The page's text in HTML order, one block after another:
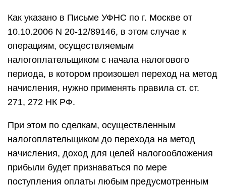
Как указано в Письме УФНС по г. Москве от
10.10.2006 N 20-12/89146, в этом случае к
операциям, осуществляемым
налогоплательщиком с начала налогового
периода, в котором произошел переход на метод
начисления, нужно применять правила ст. ст.
271, 272 НК РФ.
При этом по сделкам, осуществленным
налогоплательщиком до перехода на метод
начисления, доход для целей налогообложения
прибыли будет признаваться по мере
поступления оплаты любым предусмотренным